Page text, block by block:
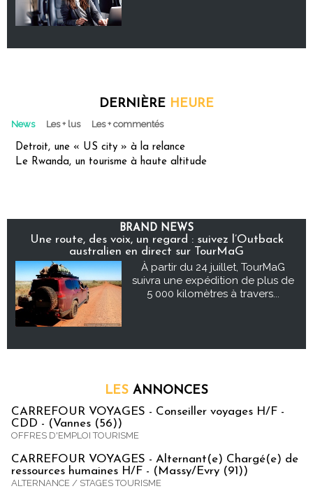
DERNIÈRE HEURE
News Les + lus Les + commentés
Detroit, une « US city » à la relance
Le Rwanda, un tourisme à haute altitude
BRAND NEWS
Une route, des voix, un regard : suivez l’Outback
australien en direct sur TourMaG
À partir du 24 juillet, TourMaG
suivra une expédition de plus de
5 000 kilomètres à travers...
LES ANNONCES
CARREFOUR VOYAGES - Conseiller voyages H/F -
CDD - (Vannes (56))
OFFRES D'EMPLOI TOURISME
CARREFOUR VOYAGES - Alternant(e) Chargé(e) de
ressources humaines H/F - (Massy/Evry (91))
ALTERNANCE / STAGES TOURISME